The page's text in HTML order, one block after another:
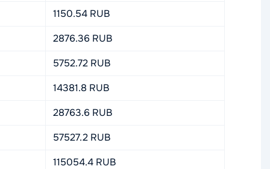
1150.54 RUB
2876.36 RUB
5752.72 RUB
14381.8 RUB
28763.6 RUB
57527.2 RUB
115054.4 RUB